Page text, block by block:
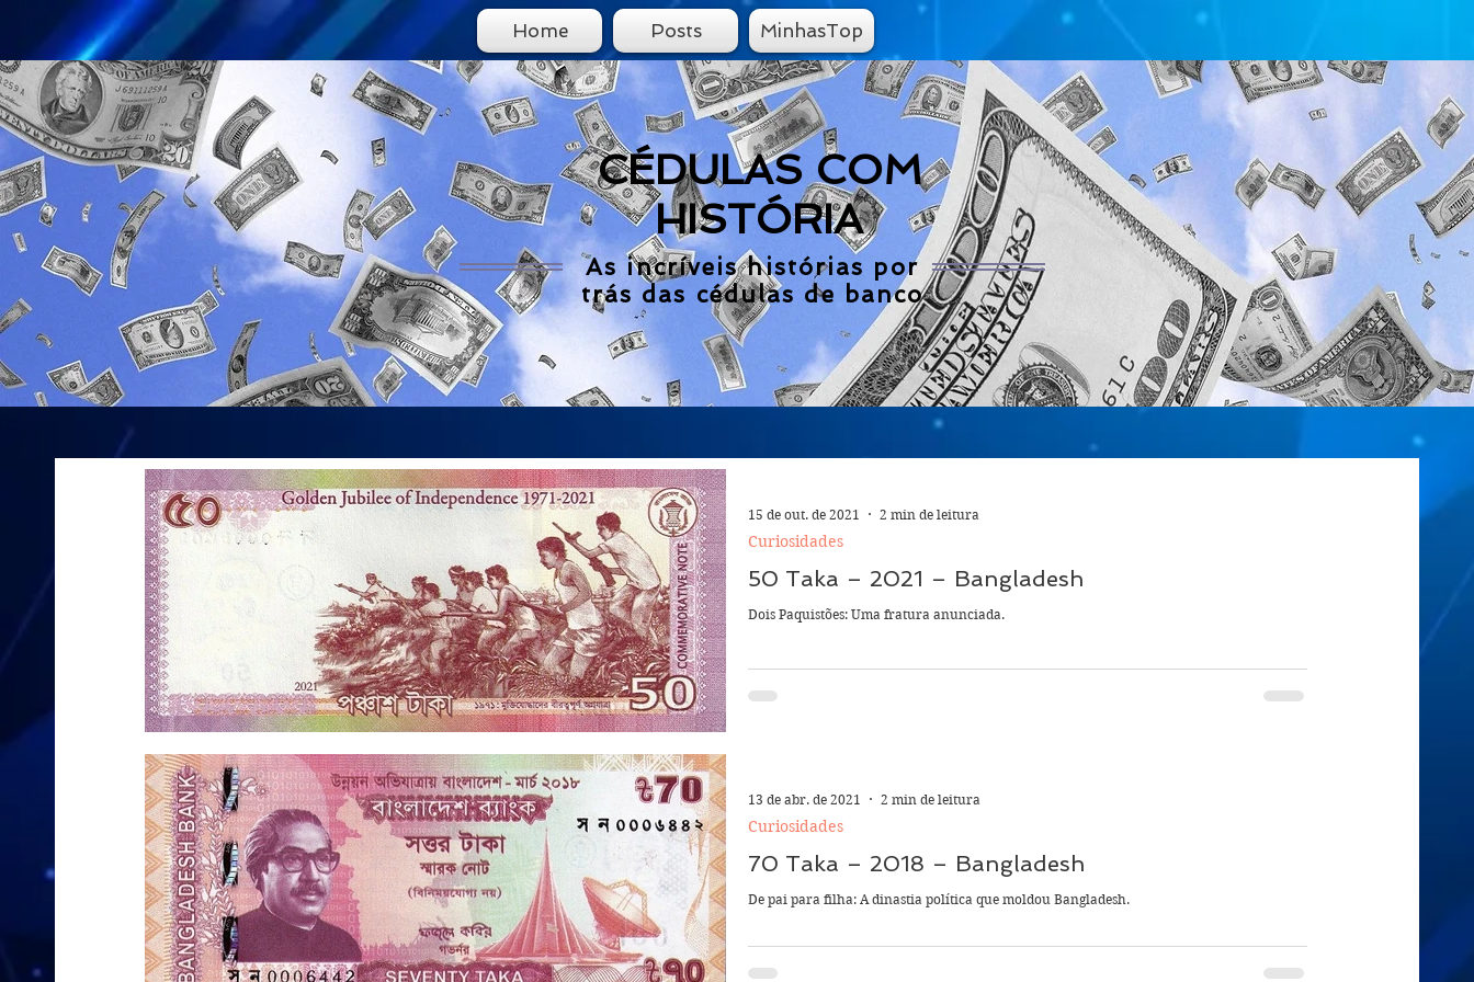
Home Posts MinhasTop
CÉDULAS COM
HISTÓRIA
As incríveis histórias por
trás das cédulas de banco
50 Taka – 2021 – Bangladesh
Dois Paquistões: Uma fratura anunciada.
Curiosidades
15 de out. de 2021 2 min de leitura
70 Taka – 2018 – Bangladesh
De pai para filha: A dinastia política que moldou Bangladesh.
Curiosidades
13 de abr. de 2021 2 min de leitura